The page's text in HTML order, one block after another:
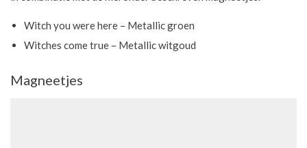
Witch you were here – Metallic groen
Witches come true – Metallic witgoud
Magneetjes